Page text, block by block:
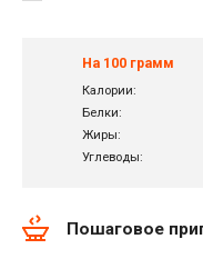
На 100 грамм
Калории:
Белки:
Жиры:
Углеводы:
Пошаговое